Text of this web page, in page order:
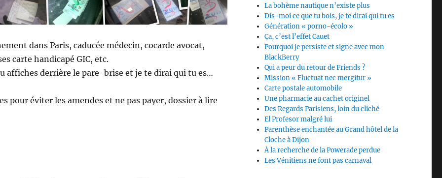
dans Paris, caducée médecin, cocarde avocat,
carte handicapé GIC, etc.
affiches derrière le pare-brise et je te dirai qui tu es…
pour éviter les amendes et ne pas payer, dossier à lire
La bohème nautique n’existe plus
Dis-moi ce que tu bois, je te dirai qui tu es
Génération « porno-écolo »
Ça, c’est l’effet Cauet
Pourquoi je persiste et signe avec mon
BlackBerry
Qui a peur du retour de Friends ?
Mission « Fluctuat nec mergitur »
Carte postale automobile
Une pharmacie au cachet originel
Des Regards Parisiens, loin du cliché
El Profesor malgré lui
Parenthèse enchantée au Grand hôtel de la
Cloche à Dijon
À la recherche de la Powerade perdue
Les Vénitiens ne font pas carnaval